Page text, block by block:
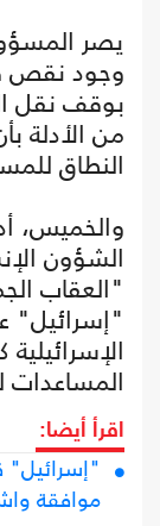
يصر
وجود نقص
بوقف نقل
من الأدلة
النطاق
والخميس،
الشؤون
"العقاب
"إسرائيل"
اقرأ أيضا:
"إسرائيل"
موافقة